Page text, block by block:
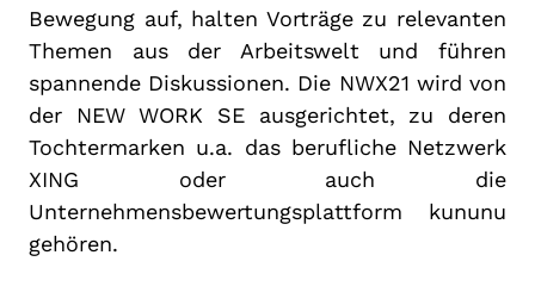
Bewegung auf, halten Vorträge zu relevanten
Themen aus der Arbeitswelt und führen
spannende Diskussionen. Die NWX21 wird von
der NEW WORK SE ausgerichtet, zu deren
Tochtermarken u.a. das berufliche Netzwerk
XING oder auch die
Unternehmensbewertungsplattform kununu
gehören.